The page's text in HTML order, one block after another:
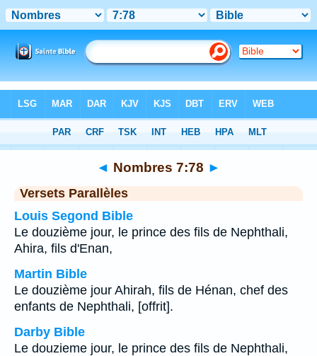
Chapitre 7 > Verset 78
◄ Nombres 7:78 ►
Versets Parallèles
Louis Segond Bible
Le douzième jour, le prince des fils de Nephthali,
Ahira, fils d'Enan,
Martin Bible
Le douzième jour Ahirah, fils de Hénan, chef des
enfants de Nephthali, [offrit].
Darby Bible
Le douzieme jour, le prince des fils de Nephthali,